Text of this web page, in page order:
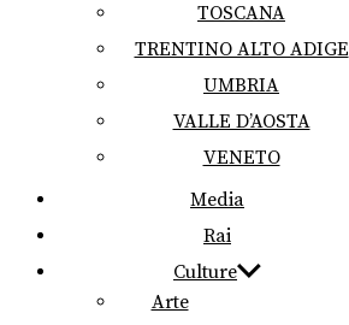
TOSCANA
TRENTINO ALTO ADIGE
UMBRIA
VALLE D’AOSTA
VENETO
Media
Rai
Culture
Arte